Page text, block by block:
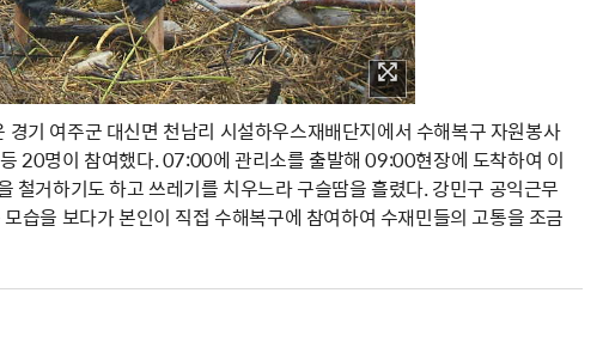
기 여주군 대신면 천남리 시설하우스재배단지에서 수해복구 자원봉사
20명이 참여했다. 07:00에 관리소를 출발해 09:00현장에 도착하여 이
거하기도 하고 쓰레기를 치우느라 구슬땀을 흘렸다. 강민구 공익근무
습을 보다가 본인이 직접 수해복구에 참여하여 수재민들의 고통을 조금